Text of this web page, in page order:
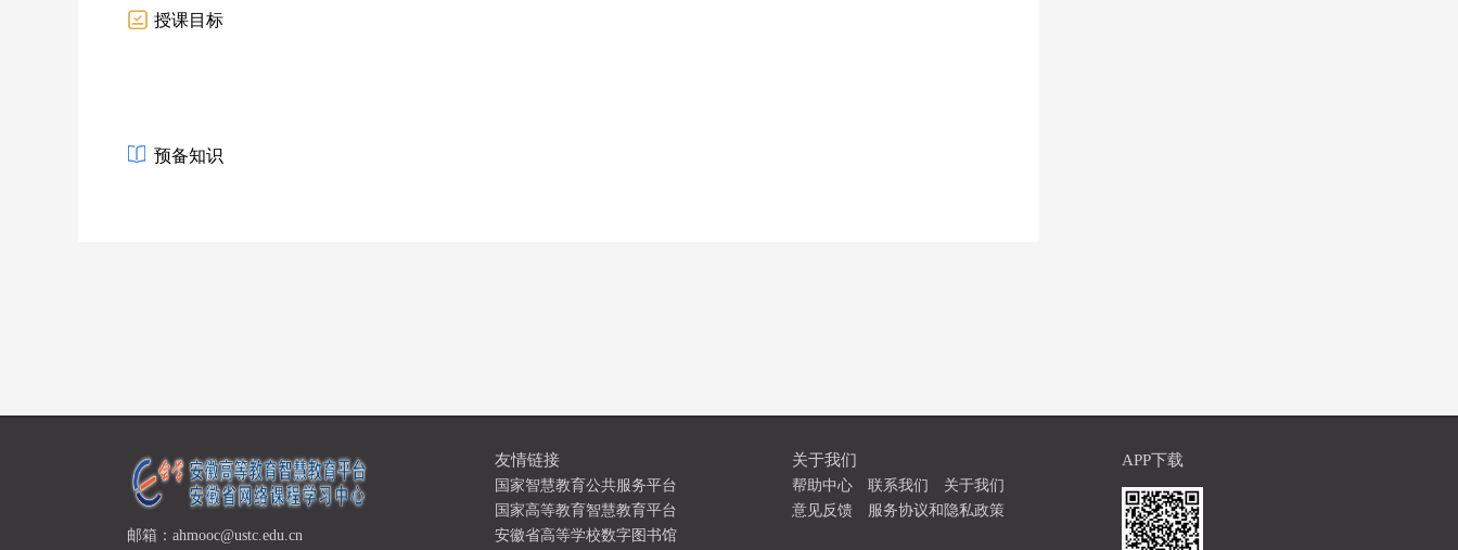
授课目标
预备知识
邮箱：ahmooc@ustc.edu.cn
友情链接
国家智慧教育公共服务平台
国家高等教育智慧教育平台
安徽省高等学校数字图书馆
关于我们
帮助中心 联系我们
关于我们
意见反馈
服务协议和隐私政策
APP下载